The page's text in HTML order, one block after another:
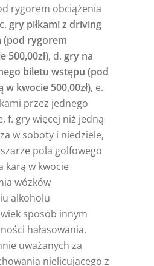
rygorem obciążenia
gry piłkami z driving
(pod rygorem
500,00zł), d. gry na
biletu wstępu (pod
w kwocie 500,00zł), e.
przez jednego
f. gry więcej niż jedną
w soboty i niedziele,
pola golfowego
karą w kwocie
wózków
alkoholu
sposób innym
hałasowania,
uważanych za
nielicującego z